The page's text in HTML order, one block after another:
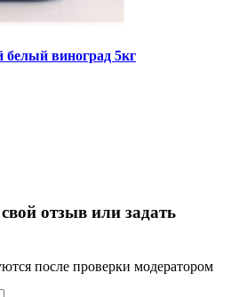
виноград 5кг
отзыв или задать
после проверки модератором